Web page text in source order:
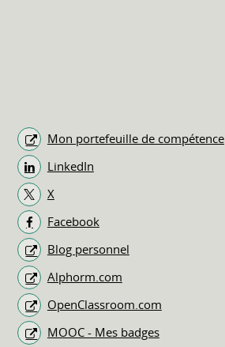
Mon portefeuille de compétence
LinkedIn
X
Facebook
Blog personnel
Alphorm.com
OpenClassroom.com
MOOC - Mes badges